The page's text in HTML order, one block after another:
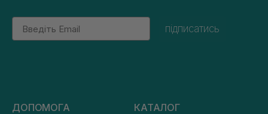
Email
підписатись
ДОПОМОГА КАТАЛОГ